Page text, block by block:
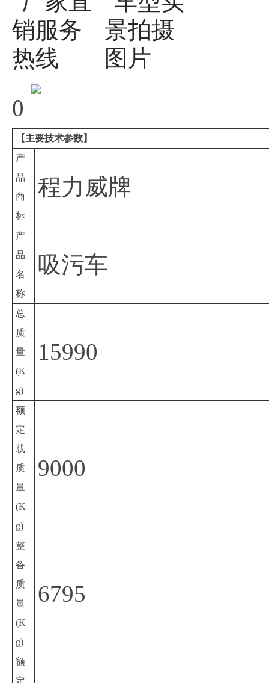
0
【主要技术参数】
产
品
商
标
程力威牌
产
品
名
称
吸污车
总
质
量
(K
g)
15990
额
定
载
质
量
(K
g)
9000
整
备
质
量
(K
g)
6795
额
定